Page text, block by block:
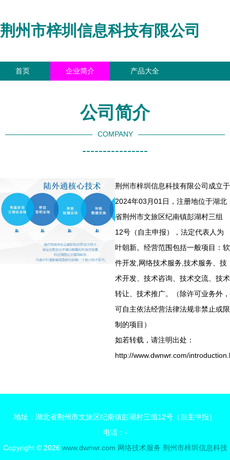
荆州市梓圳信息科技有限公司
首页 企业简介 产品大全
公司简介
COMPANY
----------------
荆州市梓圳信息科技有限公司成立于
2024年03月01日，注册地位于湖北
省荆州市文旅区纪南镇彭湖村三组
12号（自主申报），法定代表人为
叶朝新。经营范围包括一般项目：软
件开发,网络技术服务,技术服务、技
术开发、技术咨询、技术交流、技术
转让、技术推广。（除许可业务外，
可自主依法经营法律法规非禁止或限
制的项目）
如若转载，请注明出处：
http://www.dwnwr.com/
地址：湖北省荆州市文旅区纪南镇彭湖村三组12号（自主申报）
电话：-
Copyright © 2026 www.dwnwr.com 网络技术服务 荆州市梓圳信息科技